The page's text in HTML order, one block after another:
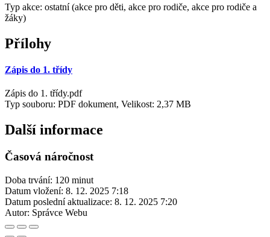
Typ akce: ostatní (akce pro děti, akce pro rodiče, akce pro rodiče a
žáky)
Přílohy
Zápis do 1. třídy
Zápis do 1. třídy.pdf
Typ souboru: PDF dokument, Velikost: 2,37 MB
Další informace
Časová náročnost
Doba trvání: 120 minut
Datum vložení: 8. 12. 2025 7:18
Datum poslední aktualizace: 8. 12. 2025 7:20
Autor: Správce Webu